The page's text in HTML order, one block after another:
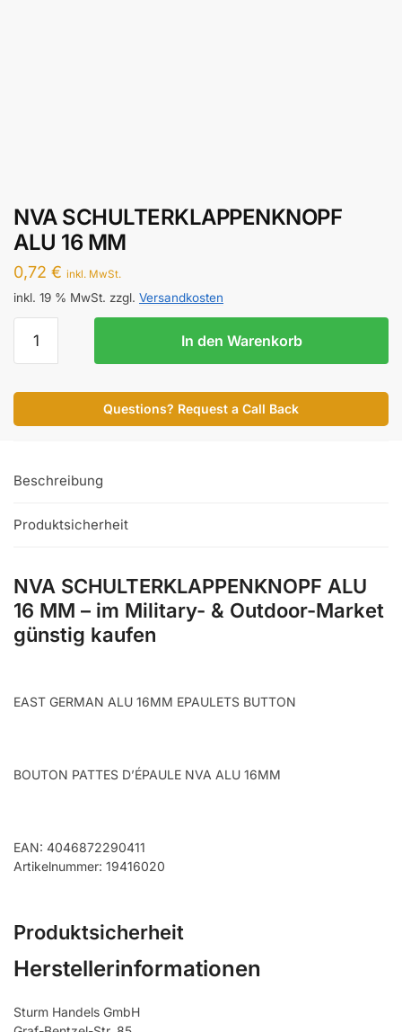
NVA SCHULTERKLAPPENKNOPF
ALU 16 MM
0,72 € inkl. MwSt.
inkl. 19 % MwSt. zzgl. Versandkosten
SCHULTERKLAPPENKNOPF
16
In den Warenkorb
Questions? Request a Call Back
Beschreibung
Produktsicherheit
NVA SCHULTERKLAPPENKNOPF ALU
16 MM – im Military- & Outdoor-Market
günstig kaufen
EAST GERMAN ALU 16MM EPAULETS BUTTON
BOUTON PATTES D’ÉPAULE NVA ALU 16MM
EAN: 4046872290411
Artikelnummer: 19416020
Produktsicherheit
Herstellerinformationen
Sturm Handels GmbH